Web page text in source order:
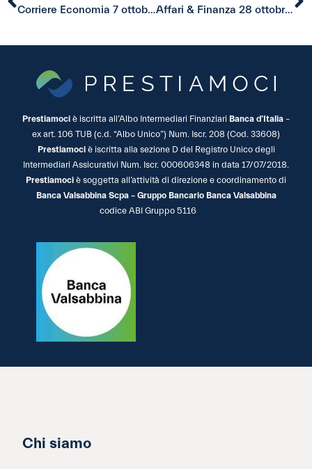
Corriere Economia 7 ottobre 2019 Affari & Finanza 28 ottobre 2019
Prestiamoci è iscritta all’Albo Intermediari Finanziari Banca d’Italia –
ex art. 106 TUB (c.d. “Albo Unico”) Num. Iscr. 208 (Cod. 33608)
Prestiamociè iscritta alla sezione D del Registro Unico degli
Intermediari Assicurativi Num. Iscr. 000606348 in data 17/07/2018.
Prestiamoci è soggetta all’attività di direzione e coordinamento di
Banca Valsabbina Scpa – Gruppo Bancario Banca Valsabbina
codice ABI Gruppo 5116
Chi siamo